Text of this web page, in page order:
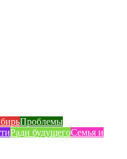
Проблемы
Ради будущегоСемья и